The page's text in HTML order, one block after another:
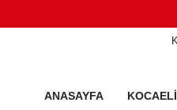
ANASAYFA